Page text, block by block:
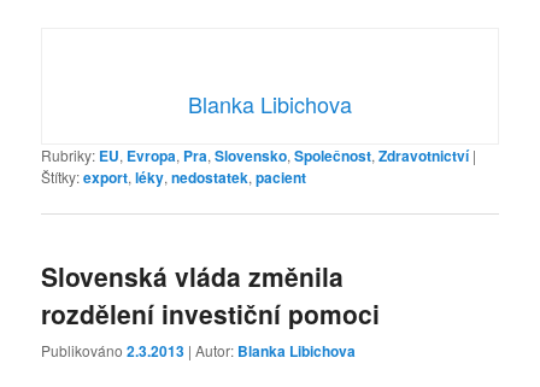
Blanka Libichova
Rubriky: EU, Evropa, Pra,Slovensko,Společnost,Zdravotnictví |
Štítky:export,léky,nedostatek,pacient
Slovenská vláda změnila
rozdělení investiční pomoci
Publikováno2.3.2013 | Autor: Blanka Libichova